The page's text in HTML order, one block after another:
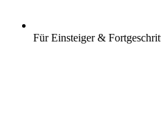
Für Einsteiger &